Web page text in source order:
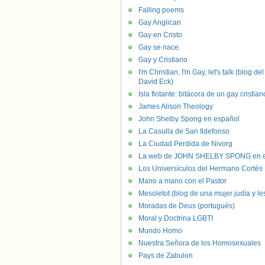
Falling poems
Gay Anglican
Gay en Cristo
Gay se nace.
Gay y Cristiano
I'm Christian, I'm Gay, let's talk (blog del
David Eck)
Isla flotante: bitácora de un gay
James Alison Theology
John Shelby Spong en español
La Casulla de San Ildefonso
La Ciudad Perdida de Nivorg
La web de JOHN SHELBY SPONG en
Los Universículos del Hermano Cortés
Mano a mano con el Pastor
Mesoletot (blog de una mujer judía y
Moradas de Deus (portugués)
Moral y Doctrina LGBTI
Mundo Homo
Nuestra Señora de los Homosexuales
Pays de Zabulon